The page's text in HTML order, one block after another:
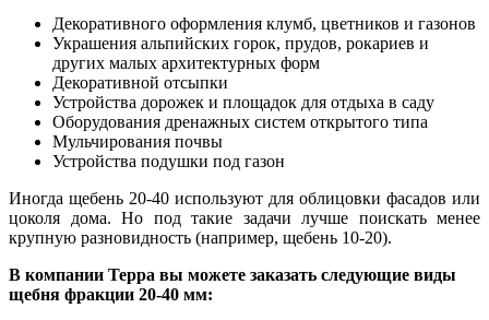
Декоративного оформления клумб, цветников и газонов
Украшения альпийских горок, прудов, рокариев и
других малых архитектурных форм
Декоративной отсыпки
Устройства дорожек и площадок для отдыха в саду
Оборудования дренажных систем открытого типа
Мульчирования почвы
Устройства подушки под газон
Иногда щебень 20-40 используют для облицовки фасадов или
цоколя дома. Но под такие задачи лучше поискать менее
крупную разновидность (например, щебень 10-20).
В компании Терра вы можете заказать следующие виды
щебня фракции 20-40 мм: